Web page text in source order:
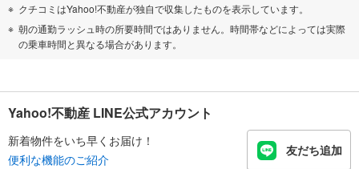
クチコミはYahoo!不動産が独自で収集したものを表示しています。
朝の通勤ラッシュ時の所要時間ではありません。時間帯などによっては実際
の乗車時間と異なる場合があります。
Yahoo!不動産 LINE公式アカウント
新着物件をいち早くお届け！
便利な機能のご紹介
友だち追加